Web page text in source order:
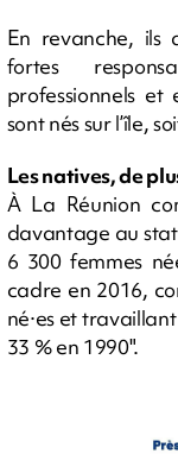
En revanche, ils
fortes
professionnels
sont nés sur l’île,
Les natives, de
À La Réunion
davantage au
6 300 femmes
cadre en 2016,
né·es et
33 % en 1990".